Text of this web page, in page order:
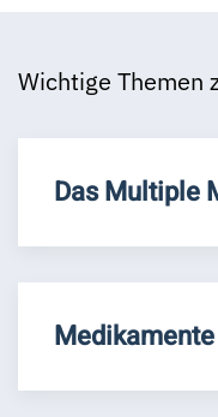
Wichtige Themen
Das Multiple
Medikamente